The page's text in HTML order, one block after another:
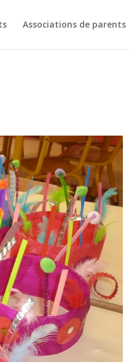
Associations de parents